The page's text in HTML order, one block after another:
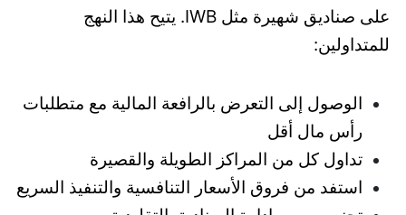
على صناديق شهيرة مثل IWB. يتيح هذا النهج
للمتداولين:
الوصول إلى التعرض بالرافعة المالية مع متطلبات
رأس مال أقل
تداول كل من المراكز الطويلة والقصيرة
استفد من فروق الأسعار التنافسية والتنفيذ السريع